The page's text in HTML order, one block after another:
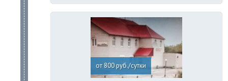
от 800 руб./сутки